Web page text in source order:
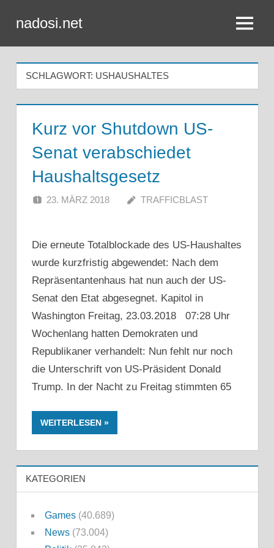
Inhalt
springen
nadosi.net Menü
SCHLAGWORT: USHAUSHALTES
Kurz vor Shutdown US-
Senat verabschiedet
Haushaltsgesetz
23. MÄRZ 2018 TRAFFICBLAST
Die erneute Totalblockade des US-Haushaltes
wurde kurzfristig abgewendet: Nach dem
Repräsentantenhaus hat nun auch der US-
Senat den Etat abgesegnet. Kapitol in
Washington Freitag, 23.03.2018 07:28 Uhr
Wochenlang hatten Demokraten und
Republikaner verhandelt: Nun fehlt nur noch
die Unterschrift von US-Präsident Donald
Trump. In der Nacht zu Freitag stimmten 65
WEITERLESEN
KATEGORIEN
Games(40.689)
News(73.004)